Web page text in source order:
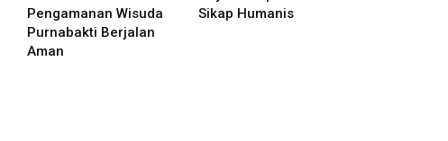
Pengamanan Wisuda
Purnabakti Berjalan
Aman
Sikap Humanis